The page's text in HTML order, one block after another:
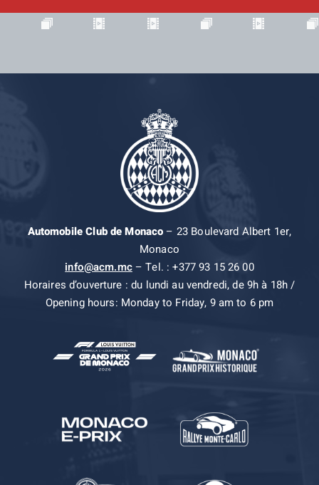
Automobile Club de Monaco– 23 Boulevard Albert 1er,
Monaco
info@acm.mc– Tel. : +377 93 15 26 00
Horaires d’ouverture : du lundi au vendredi, de 9h à 18h /
Opening hours: Monday to Friday, 9 am to 6 pm